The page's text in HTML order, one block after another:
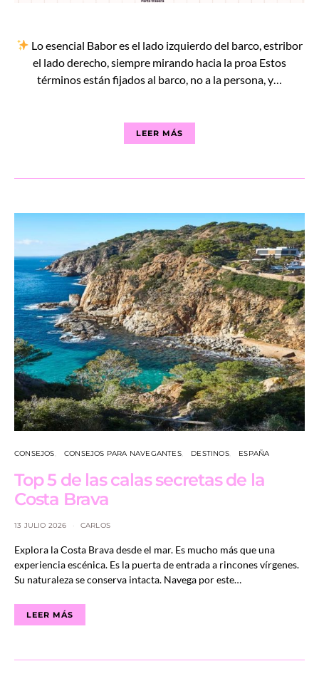
Lo esencial Babor es el lado izquierdo del barco, estribor
el lado derecho, siempre mirando hacia la proa Estos
términos están fijados al barco, no a la persona, y…
LEER MÁS
CONSEJOS CONSEJOS PARA NAVEGANTES DESTINOS ESPAÑA
Top 5 de las calas secretas de la
Costa Brava
13 JULIO 2026 CARLOS
Explora la Costa Brava desde el mar. Es mucho más que una
experiencia escénica. Es la puerta de entrada a rincones vírgenes.
Su naturaleza se conserva intacta. Navega por este…
LEER MÁS